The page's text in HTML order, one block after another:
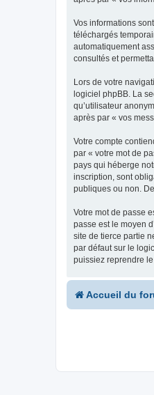
Vos informations
téléchargés
automatiquement
consultés et
Lors de votre
logiciel phpBB. La
qu’utilisateur
après par « vos
Votre compte
par « votre mot de
pays qui héberge
inscription, sont
publiques ou non.
Votre mot de passe
passe est le moyen
site de tierce partie
par défaut sur le
puissiez reprendre
Accueil du